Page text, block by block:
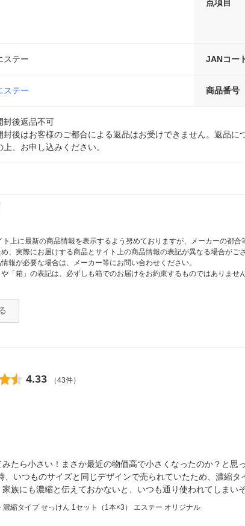
点項目
ステー JANコー
ステー 商品番号
封後返品不可
封後はお客様のご都合による返品はお受けできません。返品
上、お申し込みください。
上に最新の商品情報を表示するよう努めておりますが、メーカーの都
、実際にお届けする商品とサイト上の商品情報の表記が異なる場合が
報が必要な場合は、メーカー等にお問い合わせください。
「箱」の表記は、必ずしも箱でのお届けをお約束するものではありま
4.33 （43件）
たら小さい！まさか最近の物価高で小さくなったのか？と
、いつものサイズと同じデザインで売られていたため、濃縮
族にも濃縮と伝えておかないと、いつも通り使われてしまいそ
縮タイプ せっけん 1セット（1本×3） エステー オリジナル